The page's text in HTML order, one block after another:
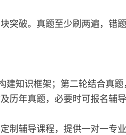
破。真题至少刷两遍，错
知识框架；第二轮结合真
历年真题，必要时可报名辅导
辅导课程，提供一对一专